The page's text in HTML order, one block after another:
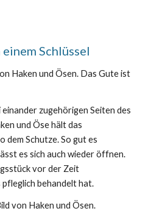
Schlüssel
Haken und Ösen. Das Gute ist
zugehörigen Seiten des
und Öse hält das
dem Schutze. So gut es
es sich auch wieder öffnen.
vor der Zeit
pfleglich behandelt hat.
von Haken und Ösen.